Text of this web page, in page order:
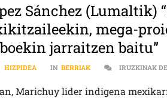
Sánchez (Lumaltik)
mega-
jarraitzen baitu”
HIZPIDEA IN BERRIAK IRUZKINAK
Marichuy lider indigena